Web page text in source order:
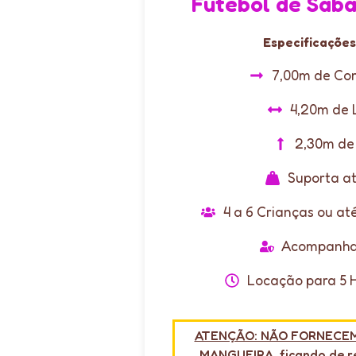
7,00m de
4,20m de
2,30m
Suporta
4 a 6 Crianças ou
Locação para 5
ATENÇÃO: NÃO